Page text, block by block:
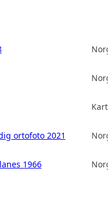
ortofoto 2021
1966